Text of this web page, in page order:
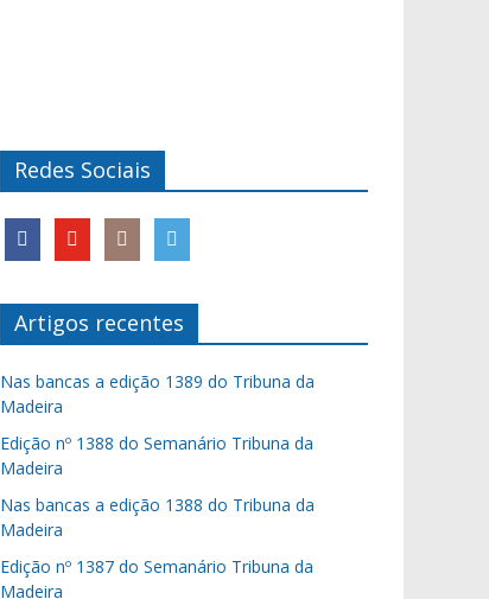
Redes Sociais
Artigos recentes
Nas bancas a edição 1389 do Tribuna da
Madeira
Edição nº 1388 do Semanário Tribuna da
Madeira
Nas bancas a edição 1388 do Tribuna da
Madeira
Edição nº 1387 do Semanário Tribuna da
Madeira